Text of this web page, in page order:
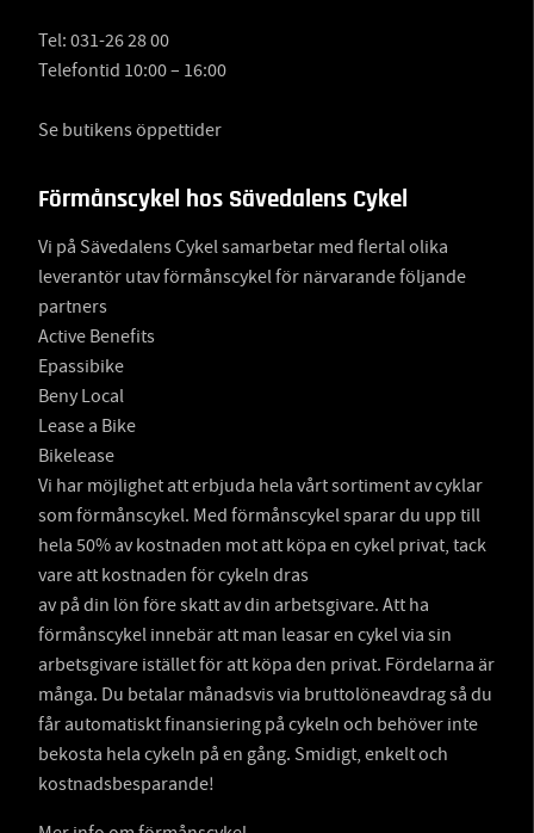
Tel: 031-26 28 00
Telefontid 10:00 – 16:00
Se butikens öppettider
Förmånscykel hos Sävedalens Cykel
Vi på Sävedalens Cykel samarbetar med flertal olika
leverantör utav förmånscykel för närvarande följande
partners
Active Benefits
Epassibike
Beny Local
Lease a Bike
Bikelease
Vi har möjlighet att erbjuda hela vårt sortiment av cyklar
som förmånscykel. Med förmånscykel sparar du upp till
hela 50% av kostnaden mot att köpa en cykel privat, tack
vare att kostnaden för cykeln dras
av på din lön före skatt av din arbetsgivare. Att ha
förmånscykel innebär att man leasar en cykel via sin
arbetsgivare istället för att köpa den privat. Fördelarna är
många. Du betalar månadsvis via bruttolöneavdrag så du
får automatiskt finansiering på cykeln och behöver inte
bekosta hela cykeln på en gång. Smidigt, enkelt och
kostnadsbesparande!